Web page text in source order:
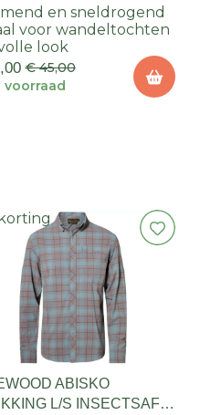
en sneldrogend
voor wandeltochten
look
€ 45,00
voorraad
korting
ABISKO
L/S INSECTSAFE